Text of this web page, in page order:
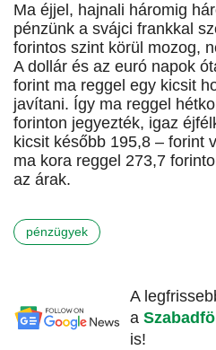
Ma éjjel, hajnali háromig
pénzünk a svájci frankkal
forintos szint körül mozog,
A dollár és az euró napok
forint ma reggel egy kicsit
javítani. Így ma reggel
forinton jegyezték, igaz
kicsit később 195,8 – forint
ma kora reggel 273,7
az árak.
pénzügyek
A
a
is!